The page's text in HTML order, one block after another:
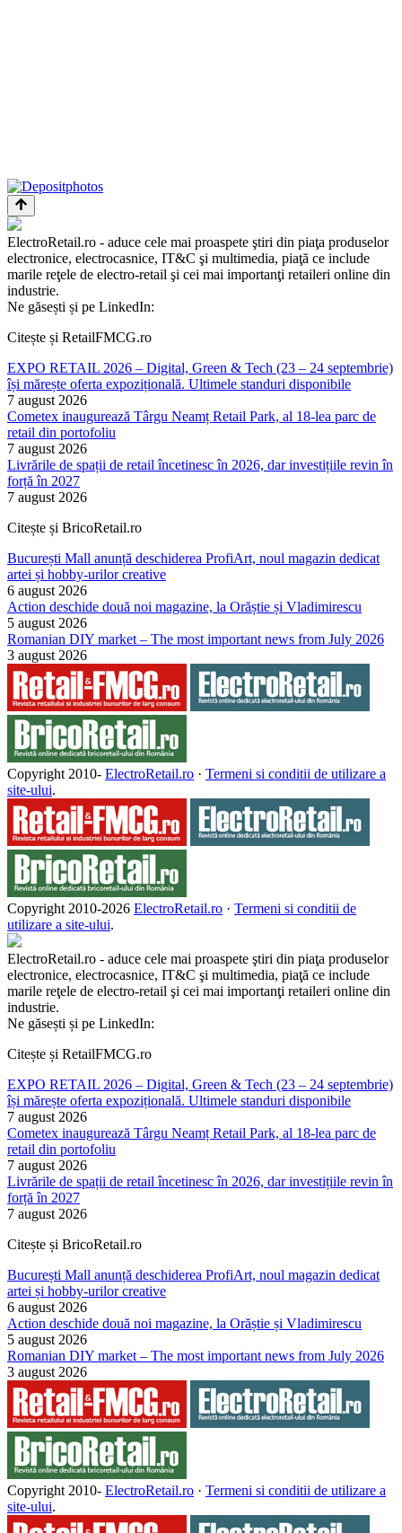
ElectroRetail.ro - aduce cele mai proaspete ştiri din piaţa produselor
electronice, electrocasnice, IT&C şi multimedia, piaţă ce include
marile reţele de electro-retail şi cei mai importanţi retaileri online din
industrie.
Ne găsești și pe LinkedIn:
Citește și RetailFMCG.ro
EXPO RETAIL 2026 – Digital, Green & Tech (23 – 24 septembrie)
își mărește oferta expozițională. Ultimele standuri disponibile
7 august 2026
Cometex inaugurează Târgu Neamț Retail Park, al 18-lea parc de
retail din portofoliu
7 august 2026
Livrările de spații de retail încetinesc în 2026, dar investițiile revin în
forță în 2027
7 august 2026
Citește și BricoRetail.ro
București Mall anunță deschiderea ProfiArt, noul magazin dedicat
artei și hobby-urilor creative
6 august 2026
Action deschide două noi magazine, la Orăștie și Vladimirescu
5 august 2026
Romanian DIY market – The most important news from July 2026
3 august 2026
Copyright 2010- ElectroRetail.ro · Termeni si conditii de utilizare a
site-ului.
Copyright 2010-2026 ElectroRetail.ro · Termeni si conditii de
utilizare a site-ului.
ElectroRetail.ro - aduce cele mai proaspete ştiri din piaţa produselor
electronice, electrocasnice, IT&C şi multimedia, piaţă ce include
marile reţele de electro-retail şi cei mai importanţi retaileri online din
industrie.
Ne găsești și pe LinkedIn:
Citește și RetailFMCG.ro
EXPO RETAIL 2026 – Digital, Green & Tech (23 – 24 septembrie)
își mărește oferta expozițională. Ultimele standuri disponibile
7 august 2026
Cometex inaugurează Târgu Neamț Retail Park, al 18-lea parc de
retail din portofoliu
7 august 2026
Livrările de spații de retail încetinesc în 2026, dar investițiile revin în
forță în 2027
7 august 2026
Citește și BricoRetail.ro
București Mall anunță deschiderea ProfiArt, noul magazin dedicat
artei și hobby-urilor creative
6 august 2026
Action deschide două noi magazine, la Orăștie și Vladimirescu
5 august 2026
Romanian DIY market – The most important news from July 2026
3 august 2026
Copyright 2010- ElectroRetail.ro · Termeni si conditii de utilizare a
site-ului.